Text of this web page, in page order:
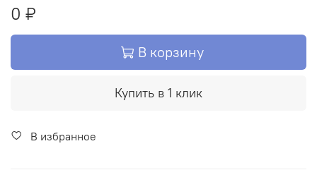
0 ₽
В корзину
Купить в 1 клик
В избранное